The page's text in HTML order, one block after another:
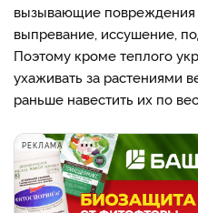
вызывающие
выпревание, иссушение,
Поэтому кроме теплого
ухаживать за растениями
раньше навестить их по
РЕКЛАМА